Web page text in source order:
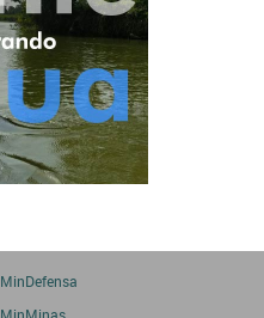
MinDefensa